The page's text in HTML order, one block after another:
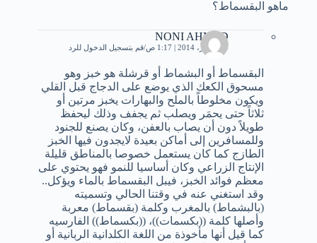
ماهو البقسماط؟
NONI AHMED
10 أكتوبر، 2014 | 1:17 ص قم بتسجيل الدخول للرد
البقسماط أو البشماط أو قرشلة هو خبز وهو
مسحوق الكعك الذي يوضع على الدجاج قبل القلي
ويكون مخلوطاً بالملح والبهارات يخبز مرتين أو
ثلاثاً حتى يحمَر ويصلب ثم يجفف وذلك ليحفظ
طويلاً دون أن يصاب بالعفن، وكان يصنع للجنود
وللمسافرين إلى أماكن بعيدة لايجدون فيها الخبز
الطازج كما كان يستعمل خصوصا بالمناطق قليلة
الإنتاج الزراعي وكان أساسيا للنمو فهو يحتوي على
معظم فوائد الخبز، فيبل البقسماط بالماء ويؤكل..
وقد استغني عنه في وقتنا الحالي وتسميته
(بالبشماط) بالمغرب وكلمة (بقسماط) معربة
وأصلها كلمة ((بكسمات))، ((بكسماط)) الفارسيه
كما قيل أنها مأخوذة من اللغة الكلدانية الربانية أو